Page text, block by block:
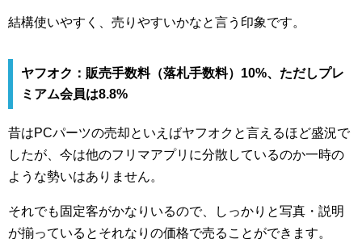
結構使いやすく、売りやすいかなと言う印象です。
ヤフオク：販売手数料（落札手数料）10%、ただしプレ
ミアム会員は8.8%
昔はPCパーツの売却といえばヤフオクと言えるほど盛況で
したが、今は他のフリマアプリに分散しているのか一時の
ような勢いはありません。
それでも固定客がかなりいるので、しっかりと写真・説明
が揃っているとそれなりの価格で売ることができます。